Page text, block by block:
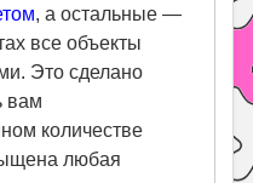
, а остальные —
все объекты
Это сделано
вам
количестве
любая